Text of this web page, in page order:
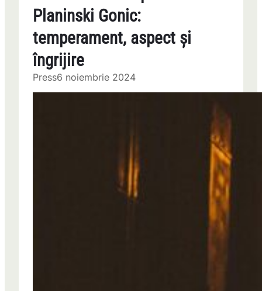
Planinski Gonic:
temperament, aspect și
îngrijire
Press6 noiembrie 2024